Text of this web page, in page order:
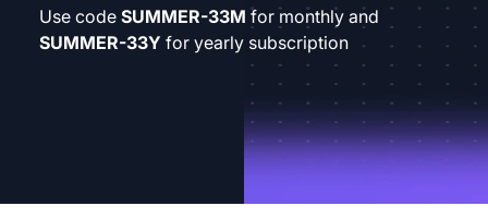
Use code SUMMER-33M for monthly and
SUMMER-33Y for yearly subscription